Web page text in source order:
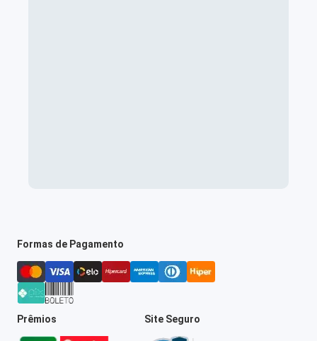
Formas de Pagamento
Prêmios Site Seguro